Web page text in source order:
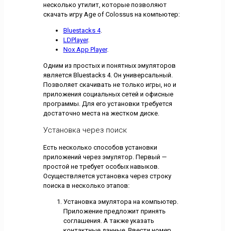
несколько утилит, которые позволяют
скачать игру Age of Colossus на компьютер:
Bluestacks 4.
LDPlayer.
Nox App Player.
Одним из простых и понятных эмуляторов
является Bluestacks 4. Он универсальный.
Позволяет скачивать не только игры, но и
приложения социальных сетей и офисные
программы. Для его установки требуется
достаточно места на жестком диске.
Установка через поиск
Есть несколько способов установки
приложений через эмулятор. Первый —
простой не требует особых навыков.
Осуществляется установка через строку
поиска в несколько этапов:
Установка эмулятора на компьютер.
Приложение предложит принять
соглашения. А также указать